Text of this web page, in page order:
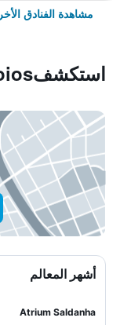
مشاهدة الفنادق
استكشفArroios, لشبونة
أشهر المعالم
Atrium Saldanha